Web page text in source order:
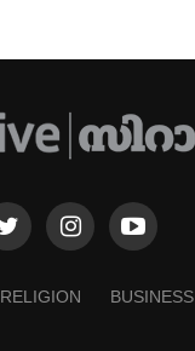
RELIGION BUSINESS